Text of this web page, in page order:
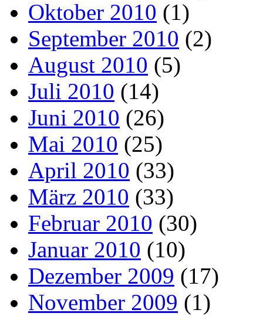
Oktober 2010 (1)
September 2010 (2)
August 2010 (5)
Juli 2010 (14)
Juni 2010 (26)
Mai 2010 (25)
April 2010 (33)
März 2010 (33)
Februar 2010 (30)
Januar 2010 (10)
Dezember 2009 (17)
November 2009 (1)